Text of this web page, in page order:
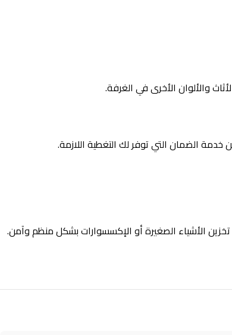
والألوان الأخرى في الغرفة.
الضمان التي توفر لك التغطية اللازمة.
الأشياء الصغيرة أو الإكسسوارات بشكل منظم وآمن.